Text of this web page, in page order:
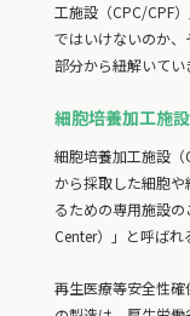
工施設（CPC/CPF
ではいけないのか
部分から紐解いてい
細胞培養加工施
細胞培養加工施設（
から採取した細胞
るための専用施設
Center）」と呼ばれ
再生医療等安全性